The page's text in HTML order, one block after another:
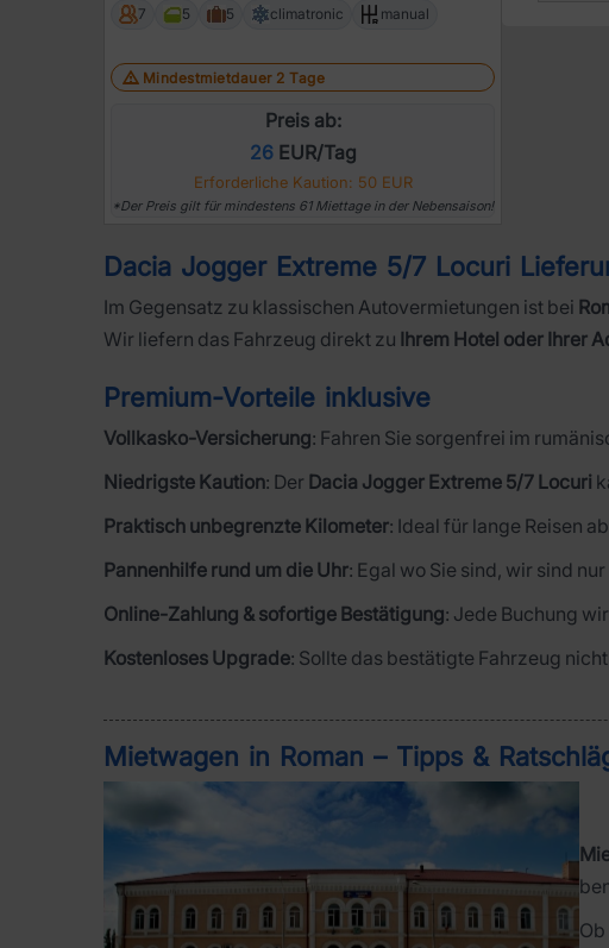
7 5 5 climatronic manual
Mindestmietdauer 2 Tage
Preis ab:
26EUR/Tag
Erforderliche Kaution: 50 EUR
*Der Preis gilt für mindestens 61 Miettage in der Nebensaison!
Dacia Jogger Extreme 5/7 Locuri
Im Gegensatz zu klassischen Autovermietungen ist bei
Wir liefern das Fahrzeug direkt zu Ihrem Hotel oder Ihrer
Premium-Vorteile inklusive
Vollkasko-Versicherung: Fahren Sie sorgenfrei im
Niedrigste Kaution: Der Dacia Jogger Extreme 5/7 Locuri
Praktisch unbegrenzte Kilometer: Ideal für lange Reisen ab
Pannenhilfe rund um die Uhr: Egal wo Sie sind, wir sind
Online-Zahlung & sofortige Bestätigung: Jede Buchung
Kostenloses Upgrade: Sollte das bestätigte Fahrzeug
Mietwagen in Roman – Tipps &